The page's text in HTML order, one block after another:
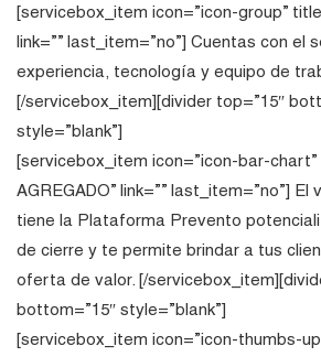
[servicebox_item icon=”icon-group”
link=”” last_item=”no”] Cuentas con el
experiencia, tecnología y equipo de
[/servicebox_item][divider top=”15″
style=”blank”]
[servicebox_item icon=”icon-bar-chart”
AGREGADO” link=”” last_item=”no”]
tiene la Plataforma Prevento
de cierre y te permite brindar a tus
oferta de valor. [/
bottom=”15″ style=”blank”]
[servicebox_item icon=”icon-thumbs-